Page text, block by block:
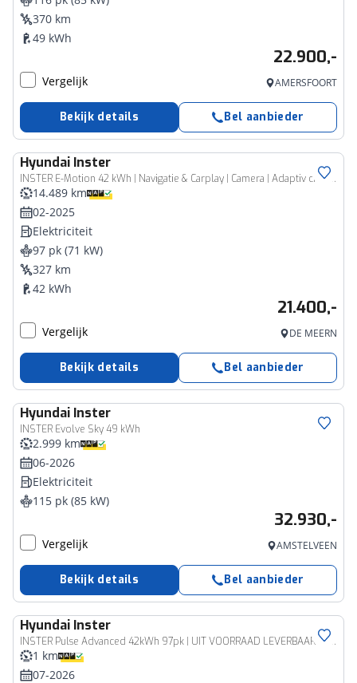
370 km
49 kWh
22.900,-
Vergelijk AMERSFOORT
Bekijk details Bel aanbieder
Hyundai Inster
INSTER E-Motion 42 kWh | Navigatie & Carplay | Camera | Adaptiv cruise | Stoel in hoogte verstelbaar |
14.489 km
02-2025
Elektriciteit
97 pk (71 kW)
327 km
42 kWh
21.400,-
Vergelijk DE MEERN
Bekijk details Bel aanbieder
Hyundai Inster
INSTER Evolve Sky 49 kWh
2.999 km
06-2026
Elektriciteit
115 pk (85 kW)
32.930,-
Vergelijk AMSTELVEEN
Bekijk details Bel aanbieder
Hyundai Inster
INSTER Pulse Advanced 42kWh 97pk | UIT VOORRAAD LEVERBAAR | SCHUIF/KANTELDAK | CAMERA | STOEL + STUURVERW. | APPLE CARPLAY / ANDROID AUTO |
1 km
07-2026